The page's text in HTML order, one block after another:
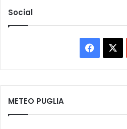
Social
a
c
METEO PUGLIA